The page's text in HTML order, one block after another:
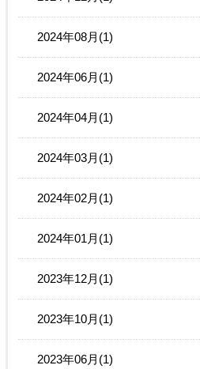
2024年08月(1)
2024年06月(1)
2024年04月(1)
2024年03月(1)
2024年02月(1)
2024年01月(1)
2023年12月(1)
2023年10月(1)
2023年06月(1)